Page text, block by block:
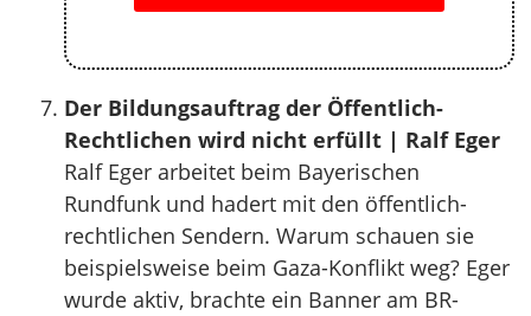
Der Bildungsauftrag der Öffentlich-
Rechtlichen wird nicht erfüllt | Ralf Eger
Ralf Eger arbeitet beim Bayerischen
Rundfunk und hadert mit den öffentlich-
rechtlichen Sendern. Warum schauen sie
beispielsweise beim Gaza-Konflikt weg? Eger
wurde aktiv, brachte ein Banner am BR-